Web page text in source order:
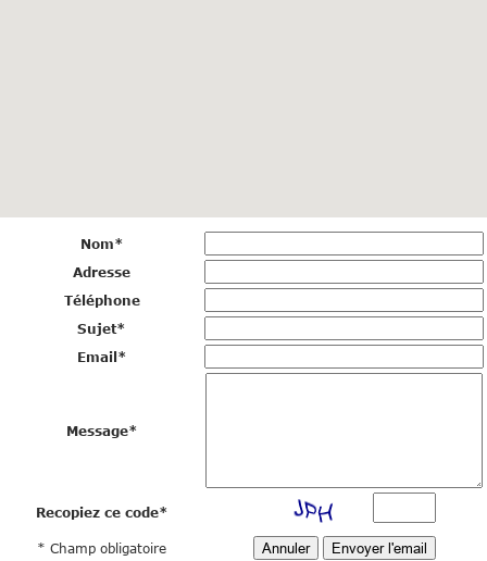
Nom*
Adresse
Téléphone
Sujet*
Email *
Message*
Recopiez ce code*
* Champ obligatoire